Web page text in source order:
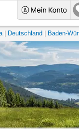
Deutschland Baden-